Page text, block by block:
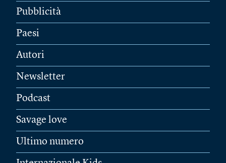
Pubblicità
Paesi
Autori
Newsletter
Podcast
Savage love
Ultimo numero